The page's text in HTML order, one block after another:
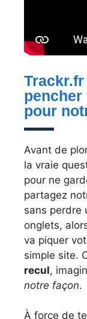
pencher
pour
Avant de
la vraie
pour ne
partagez
sans perdre
onglets,
va piquer
simple site.
recul,
notre façon.
À force de